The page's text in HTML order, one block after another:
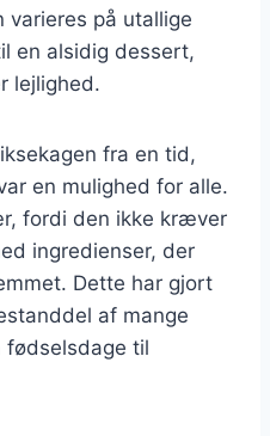
varieres på utallige
en alsidig dessert,
lejlighed.
fra en tid,
en mulighed for alle.
fordi den ikke kræver
ingredienser, der
Dette har gjort
af mange
fødselsdage til